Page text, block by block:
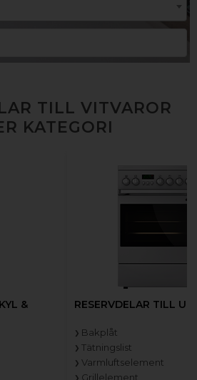
TILL VITVAROR
KATEGORI
&
RESERVDELAR TILL
Bakplåt
Tätningslist
Varmluftselement
Grillelement